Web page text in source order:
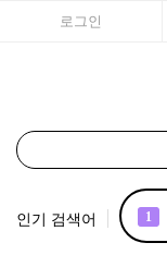
로그인
인기 검색어 1